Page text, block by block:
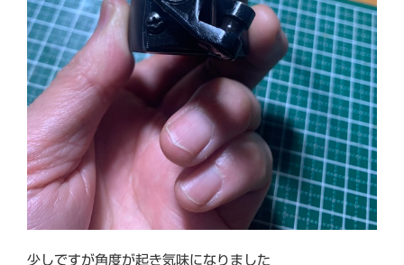
少しですが角度が起き気味になりました